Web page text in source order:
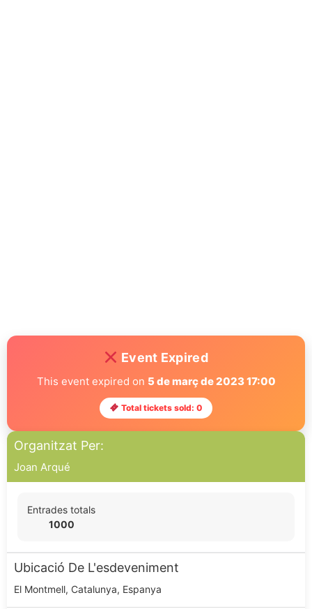
Event Expired
This event expired on 5 de març de 2023 17:00
Total tickets sold: 0
Organitzat Per:
Joan Arqué
Entrades totals
1000
Ubicació De L'esdeveniment
El Montmell, Catalunya, Espanya